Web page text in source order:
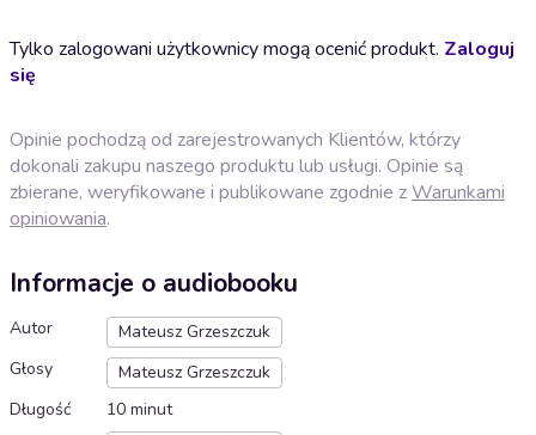
Tylko zalogowani użytkownicy mogą ocenić produkt. Zaloguj
się
Opinie pochodzą od zarejestrowanych Klientów, którzy
dokonali zakupu naszego produktu lub usługi. Opinie są
zbierane, weryfikowane i publikowane zgodnie zWarunkami
opiniowania.
Informacje o audiobooku
Autor
Mateusz Grzeszczuk
Głosy
Mateusz Grzeszczuk
Długość
10 minut